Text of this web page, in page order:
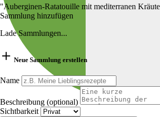
"Auberginen-Ratatouille mit mediterranen
Sammlung hinzufügen
Lade Sammlungen...
Neue Sammlung erstellen
Name
Beschreibung (optional)
Sichtbarkeit